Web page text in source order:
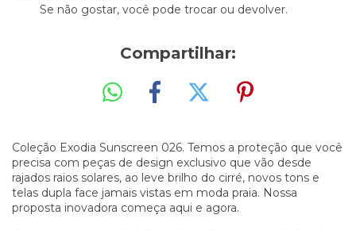
Se não gostar, você pode trocar ou devolver.
Compartilhar:
Coleção Exodia Sunscreen 026. Temos a proteção que você
precisa com peças de design exclusivo que vão desde
rajados raios solares, ao leve brilho do cirré, novos tons e
telas dupla face jamais vistas em moda praia. Nossa
proposta inovadora começa aqui e agora.